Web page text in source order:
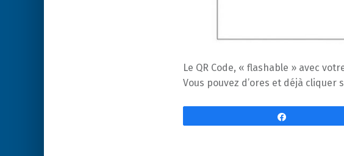
Le QR Code, « flashable » avec
Vous pouvez d’ores et déjà